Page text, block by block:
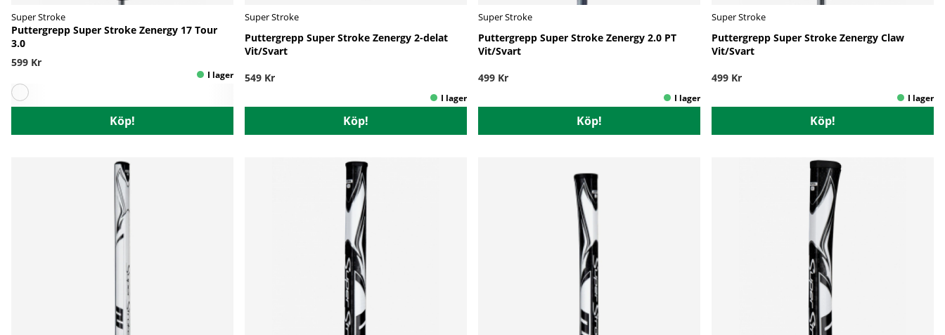
Super Stroke
Puttergrepp Super Stroke Zenergy 17 Tour
3.0
599 Kr
Köp!
Super Stroke
Puttergrepp Super Stroke Zenergy 2-delat
Vit/Svart
549 Kr
Köp!
Super Stroke
Puttergrepp Super Stroke Zenergy 2.0 PT
Vit/Svart
499 Kr
Köp!
Super Stroke
Puttergrepp Super Stroke Zenergy Claw
Vit/Svart
499 Kr
Köp!